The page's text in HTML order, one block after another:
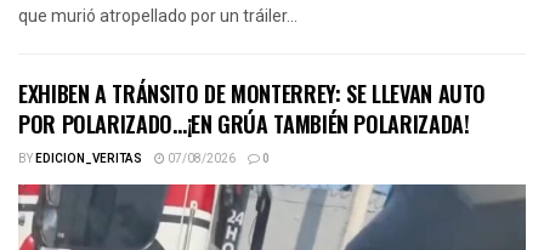
que murió atropellado por un tráiler...
EXHIBEN A TRÁNSITO DE MONTERREY: SE LLEVAN AUTO
POR POLARIZADO…¡EN GRÚA TAMBIÉN POLARIZADA!
BYEDICION_VERITAS 07/08/2026 0